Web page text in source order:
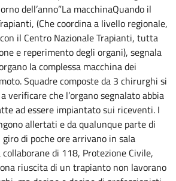
dell’anno”La macchinaQuando il
(Che coordina a livello regionale,
il Centro Nazionale Trapianti, tutta
e reperimento degli organi), segnala
la complessa macchina dei
Squadre composte da 3 chirurghi si
verificare che l’organo segnalato abbia
ad essere impiantato sui riceventi. I
allertati e da qualunque parte di
di poche ore arrivano in sala
di 118, Protezione Civile,
riuscita di un trapianto non lavorano